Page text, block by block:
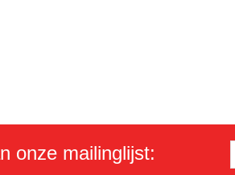
onze mailinglijst: